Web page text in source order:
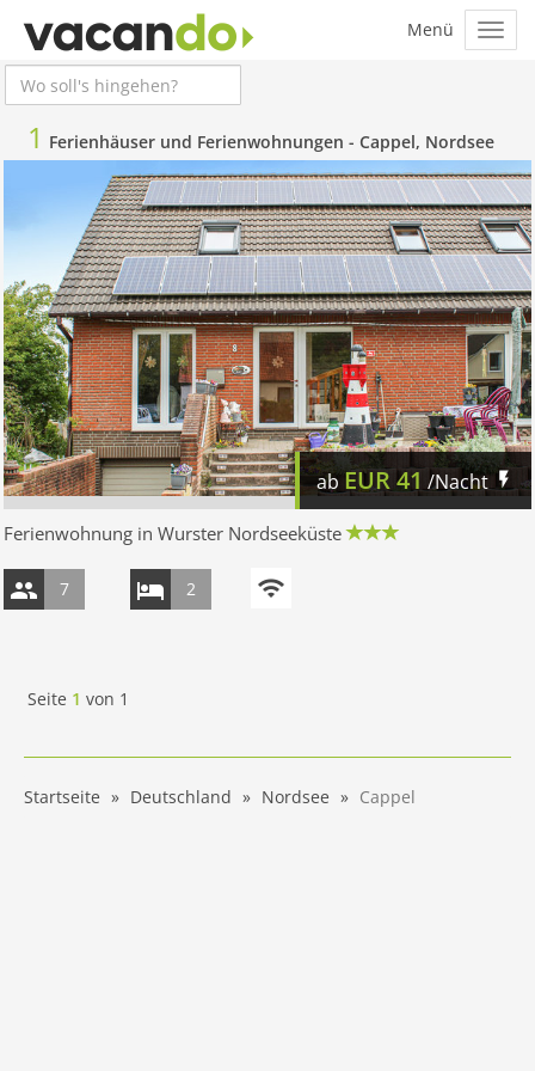
1 Ferienhäuser und Ferienwohnungen - Cappel, Nordsee
ab EUR41/Nacht
Ferienwohnung in Wurster Nordseeküste
7 2
Seite 1 von 1
Startseite Deutschland Nordsee Cappel